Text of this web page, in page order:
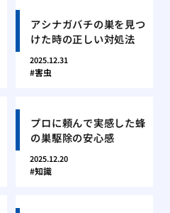
アシナガバチの巣を見つ
けた時の正しい対処法
2025.12.31
害虫
プロに頼んで実感した蜂
の巣駆除の安心感
2025.12.20
知識